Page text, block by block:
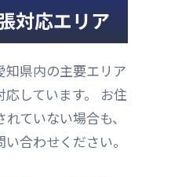
対応エリア
知県内の主要エリア
しています。 お住
ていない場合も、
合わせください。